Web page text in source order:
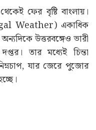
ফের বৃষ্টি বাংলায়।
Weather) একাধিক
উত্তরবঙ্গেও ভারী
তার মধ্যেই চিন্তা
যার জেরে পুজোর